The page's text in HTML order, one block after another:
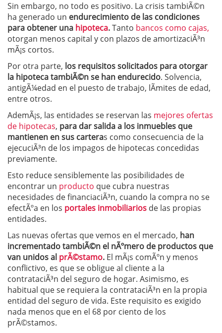
Sin embargo, no todo es positivo. La crisis tambiÃ©n
ha generado un endurecimiento de las condiciones
para obtener una hipoteca.Tanto bancos como cajas,
otorgan menos capital y con plazos de amortizaciÃ³n
mÃ¡s cortos.
Por otra parte, los requisitos solicitados para otorgar
la hipoteca tambiÃ©n se han endurecido. Solvencia,
antigÃ¼edad en el puesto de trabajo, lÃ­mites de edad,
entre otros.
AdemÃ¡s, las entidades se reservan las mejores ofertas
de hipotecas, para dar salida a los inmuebles que
mantienen en sus carteras como consecuencia de la
ejecuciÃ³n de los impagos de hipotecas concedidas
previamente.
Esto reduce sensiblemente las posibilidades de
encontrar un producto que cubra nuestras
necesidades de financiaciÃ³n, cuando la compra no se
efectÃºa en los portales inmobiliarios de las propias
entidades.
Las nuevas ofertas que vemos en el mercado, han
incrementado tambiÃ©n el nÃºmero de productos que
van unidos al prÃ©stamo. El mÃ¡s comÃºn y menos
conflictivo, es que se obligue al cliente a la
contrataciÃ³n del seguro de hogar. Asimismo, es
habitual que se requiera la contrataciÃ³n en la propia
entidad del seguro de vida. Este requisito es exigido
nada menos que en el 68 por ciento de los
prÃ©stamos.